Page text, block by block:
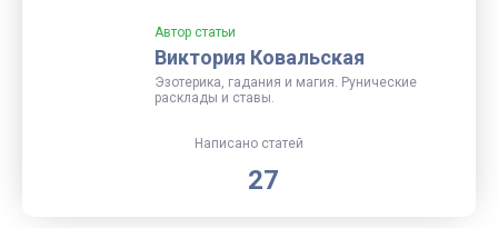
Автор статьи
Виктория Ковальская
Эзотерика, гадания и магия. Рунические
расклады и ставы.
Написано статей
27